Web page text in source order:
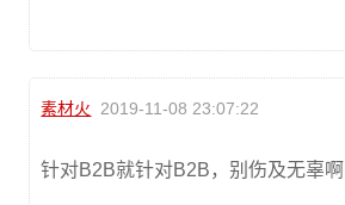
素材火 2019-11-08 23:07:22
针对B2B就针对B2B，别伤及无辜啊